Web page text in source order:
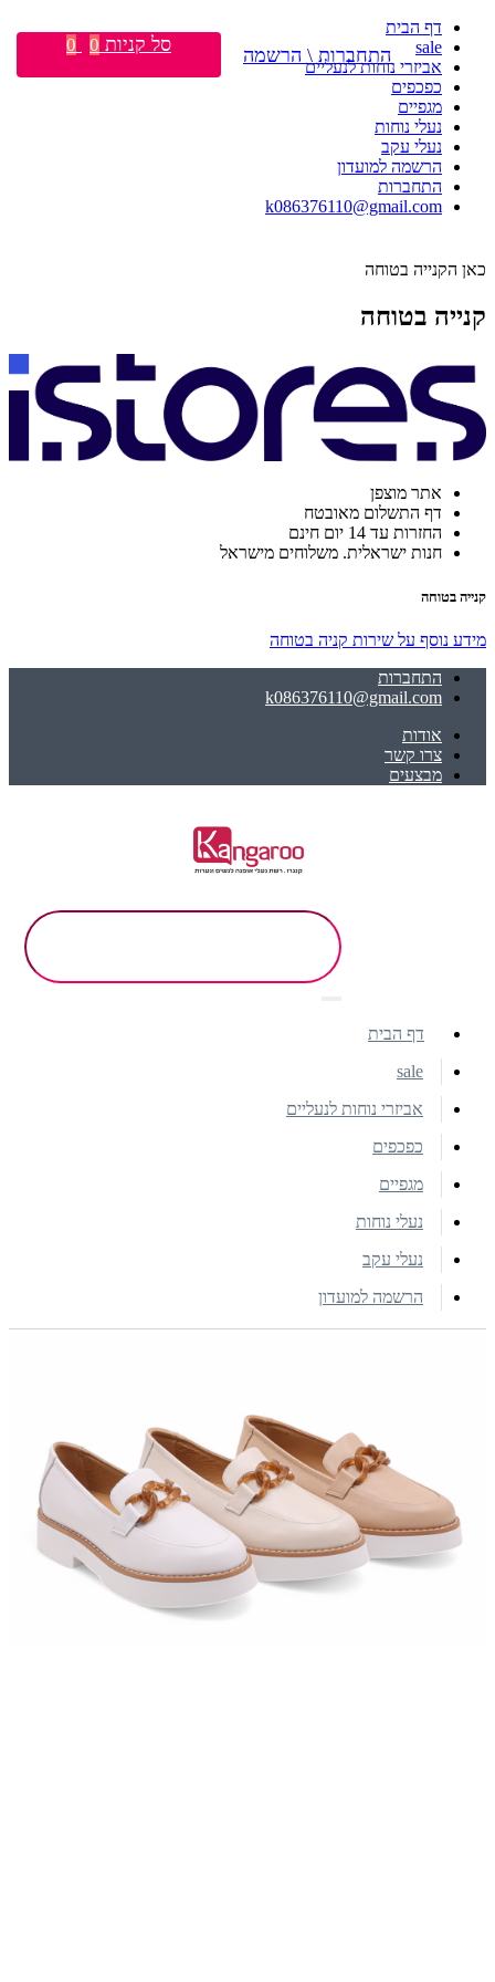
דף הבית
sale
אביזרי נוחות לנעליים
כפכפים
מגפיים
נעלי נוחות
נעלי עקב
הרשמה למועדון
התחברות
k086376110@gmail.com
כאן הקנייה בטוחה
קנייה בטוחה
אתר מוצפן
דף התשלום מאובטח
החזרות עד 14 יום חינם
חנות ישראלית. משלוחים מישראל
קנייה בטוחה
מידע נוסף על שירות קניה בטוחה
התחברות
k086376110@gmail.com
אודות
צרו קשר
מבצעים
התחברות \ הרשמה סל קניות 0
0
דף הבית
sale
אביזרי נוחות לנעליים
כפכפים
מגפיים
נעלי נוחות
נעלי עקב
הרשמה למועדון